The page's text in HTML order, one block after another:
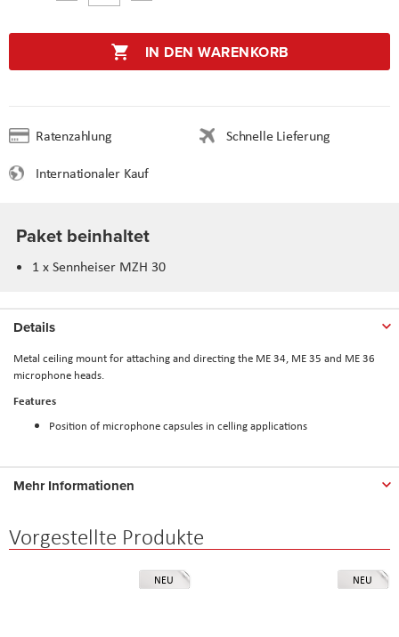
IN DEN WARENKORB
Ratenzahlung
Schnelle Lieferung
Internationaler Kauf
Paket beinhaltet
1 x Sennheiser MZH 30
Details
Metal ceiling mount for attaching and directing the ME 34, ME 35 and ME 36
microphone heads.
Features
Position of microphone capsules in celling applications
Mehr Informationen
Vorgestellte Produkte
NEU NEU